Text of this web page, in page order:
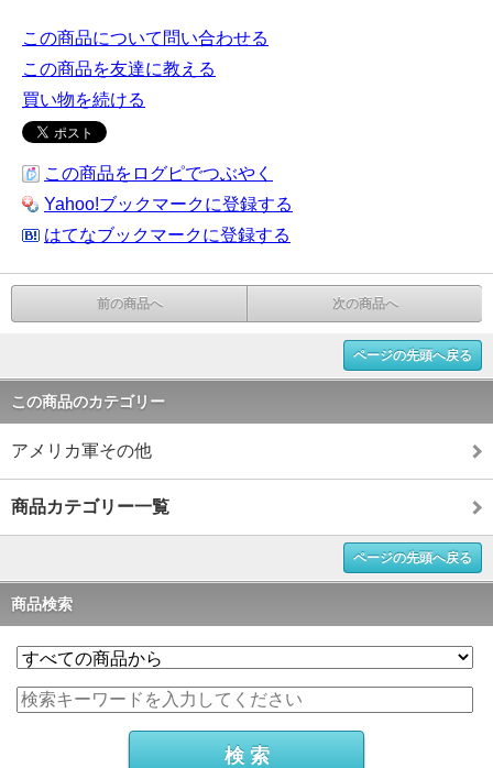
この商品について問い合わせる
この商品を友達に教える
買い物を続ける
この商品をログピでつぶやく
Yahoo!ブックマークに登録する
はてなブックマークに登録する
前の商品へ 次の商品へ
ページの先頭へ戻る
この商品のカテゴリー
アメリカ軍その他
商品カテゴリー一覧
ページの先頭へ戻る
商品検索